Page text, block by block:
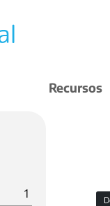
Recursos
1